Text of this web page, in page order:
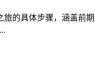
的具体步骤，涵盖